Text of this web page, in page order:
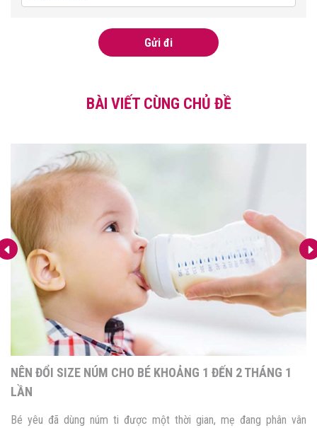
Gửi đi
BÀI VIẾT CÙNG CHỦ ĐỀ
NÊN ĐỔI SIZE NÚM CHO BÉ KHOẢNG 1 ĐẾN 2 THÁNG 1
LẦN
Bé yêu đã dùng núm ti được một thời gian, mẹ đang phân vân